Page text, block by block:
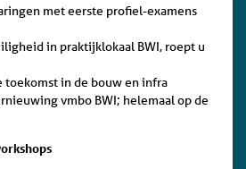
met eerste profiel-examens
in praktijklokaal BWI, roept u
toekomst in de bouw en infra
vmbo BWI; helemaal op de